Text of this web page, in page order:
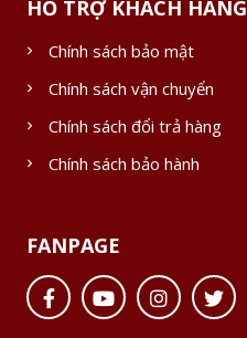
HỖ TRỢ KHÁCH HÀNG
Chính sách bảo mật
Chính sách vận chuyển
Chính sách đổi trả hàng
Chính sách bảo hành
FANPAGE